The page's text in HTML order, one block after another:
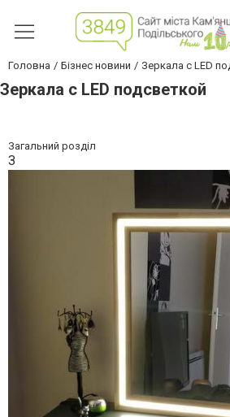
Головна Бізнес новини Зеркала с LED
Зеркала с LED подсветкой
Загальний розділ
З